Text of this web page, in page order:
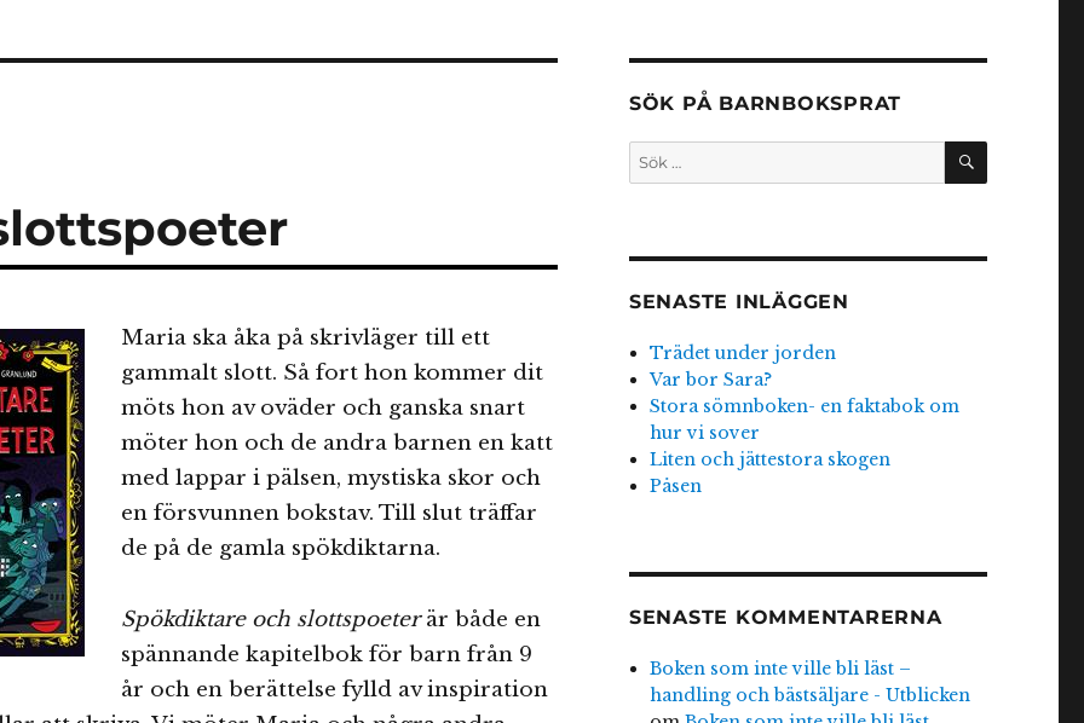
Maria ska åka på skrivläger till ett
gammalt slott. Så fort hon kommer dit
möts hon av oväder och ganska snart
möter hon och de andra barnen en katt
med lappar i pälsen, mystiska skor och
en försvunnen bokstav. Till slut träffar
de på de gamla spökdiktarna.
Spökdiktare och slottspoeterär både en
spännande kapitelbok för barn från 9
år och en berättelse fylld av inspiration
SÖK PÅ BARNBOKSPRAT
Sök
efter:
SÖK
SENASTE INLÄGGEN
Trädet under jorden
Var bor Sara?
Stora sömnboken- en faktabok om
hur vi sover
Liten och jättestora skogen
Påsen
SENASTE KOMMENTARERNA
Boken som inte ville bli läst –
handling och bästsäljare - Utblicken